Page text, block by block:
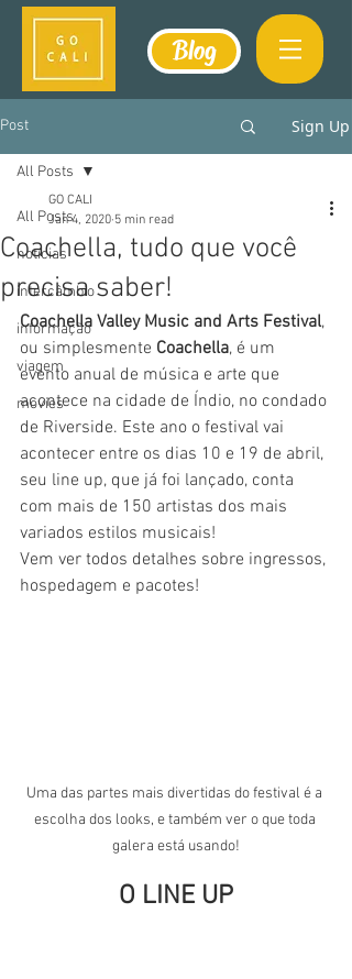
Blog
Post Sign Up
All Posts
notícias
intercâmbio
informação
viagem
movies
All Posts
Coachella, tudo que você
precisa saber!
GO CALI
Jan 4, 2020 5 min read
Coachella Valley Music and Arts Festival,
ou simplesmente Coachella, é um
evento anual de música e arte que
acontece na cidade de Índio, no condado
de Riverside. Este ano o festival vai
acontecer entre os dias 10 e 19 de abril,
seu line up, que já foi lançado, conta
com mais de 150 artistas dos mais
variados estilos musicais!
Vem ver todos detalhes sobre ingressos,
hospedagem e pacotes!
Uma das partes mais divertidas do festival é a
escolha dos looks, e também ver o que toda
galera está usando!
O LINE UP